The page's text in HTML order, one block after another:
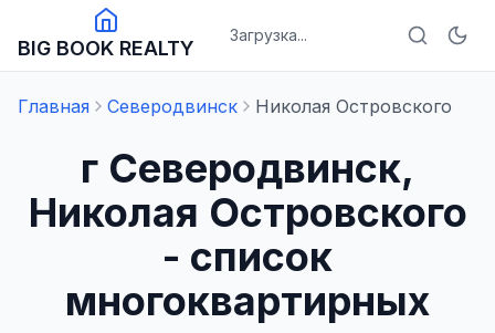
BIG BOOK REALTY
Загрузка...
Главная Северодвинск Николая Островского
г Северодвинск,
Николая Островского
- список
многоквартирных